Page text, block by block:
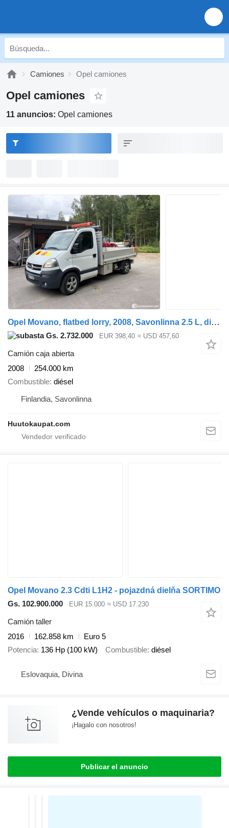
Camiones Opel camiones
Opel camiones
11 anuncios: Opel camiones
Opel Movano, flatbed lorry, 2008, Savonlinna 2.5 L, diesel, 254,000 k
Gs. 2.732.000 EUR 398,40 ≈ USD 457,60
Camión caja abierta
2008
254.000 km
Combustible diésel
Finlandia, Savonlinna
Huutokaupat.com
Opel Movano 2.3 Cdti L1H2 - pojazdná dielňa SORTIMO
Gs. 102.900.000
EUR 15.000 ≈ USD 17.230
Camión taller
2016
162.858 km
Euro 5
Potencia 136 Hp (100 kW) Combustible diésel
Eslovaquia, Divina
¿Vende vehículos o maquinaria?
¡Hagalo con nosotros!
Publicar el anuncio